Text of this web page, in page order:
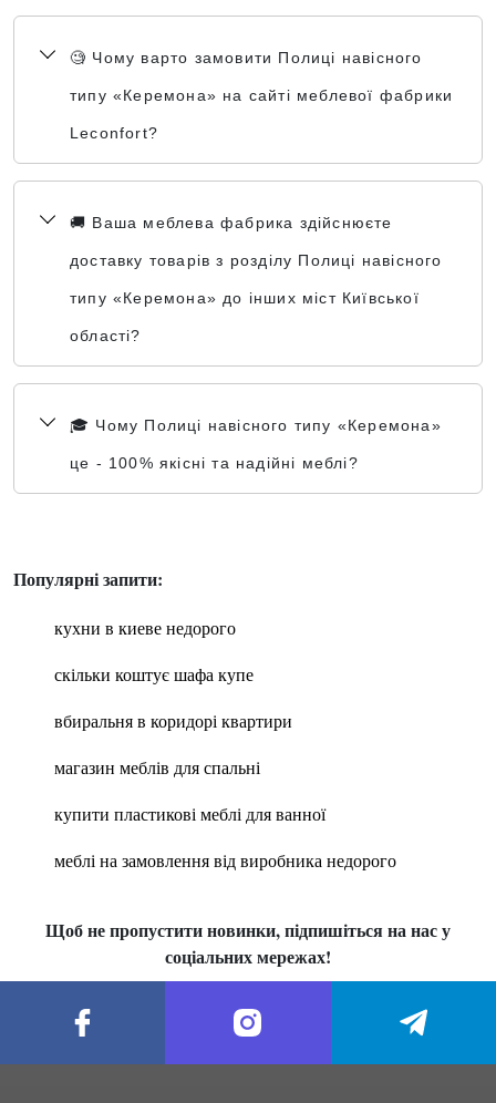
🧐 Чому варто замовити Полиці навісного
типу «Керемона» на сайті меблевої фабрики
Leconfort?
🚚 Ваша меблева фабрика здійснюєте
доставку товарів з розділу Полиці навісного
типу «Керемона» до інших міст Київської
області?
🎓 Чому Полиці навісного типу «Керемона»
це - 100% якісні та надійні меблі?
Популярні запити:
кухни в киеве недорого
скільки коштує шафа купе
вбиральня в коридорі квартири
магазин меблів для спальні
купити пластикові меблі для ванної
меблі на замовлення від виробника недорого
Щоб не пропустити новинки, підпишіться на нас у
соціальних мережах!